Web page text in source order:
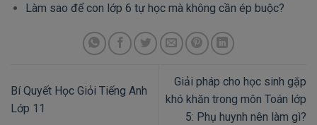
Làm sao để con lớp 6 tự học mà không cần ép buộc?
Bí Quyết Học Giỏi Tiếng Anh
Lớp 11
Giải pháp cho học sinh gặp
khó khăn trong môn Toán lớp
5: Phụ huynh nên làm gì?